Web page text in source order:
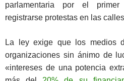
parlamentaria por el
registrarse protestas en las
La ley exige que los medios
organizaciones sin ánimo de
«intereses de una potencia